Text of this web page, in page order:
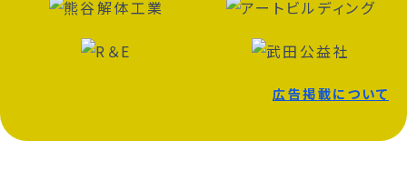
広告掲載について